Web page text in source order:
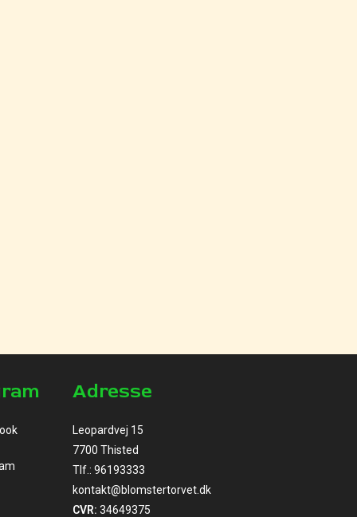
Adresse
Leopardvej 15
7700 Thisted
Tlf.: 96193333
kontakt@blomstertorvet.dk
CVR: 34649375